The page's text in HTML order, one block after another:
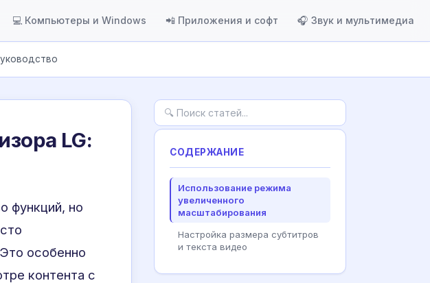
💻 Компьютеры и Windows 📲 Приложения и софт 🎧 Звук и мультимедиа
LG:
функций, но
особенно
контента с
СОДЕРЖАНИЕ
Использование режима
увеличенного
масштабирования
Настройка размера субтитров
и текста видео